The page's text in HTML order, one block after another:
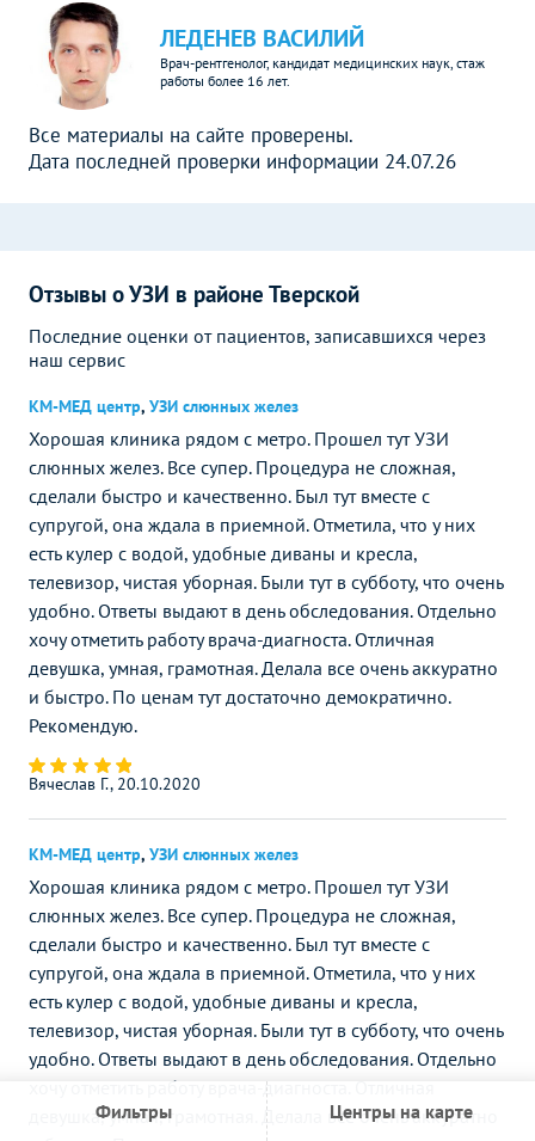
Фильтры Центры на карте
ЛЕДЕНЕВ ВАСИЛИЙ
Врач-рентгенолог, кандидат медицинских наук, стаж
работы более 16 лет.
Все материалы на сайте проверены.
Дата последней проверки информации 24.07.26
Отзывы о УЗИ в районе Тверской
Последние оценки от пациентов, записавшихся через
наш сервис
КМ-МЕД центр, УЗИ слюнных желез
Хорошая клиника рядом с метро. Прошел тут УЗИ
слюнных желез. Все супер. Процедура не сложная,
сделали быстро и качественно. Был тут вместе с
супругой, она ждала в приемной. Отметила, что у них
есть кулер с водой, удобные диваны и кресла,
телевизор, чистая уборная. Были тут в субботу, что очень
удобно. Ответы выдают в день обследования. Отдельно
хочу отметить работу врача-диагноста. Отличная
девушка, умная, грамотная. Делала все очень аккуратно
и быстро. По ценам тут достаточно демократично.
Рекомендую.
Вячеслав Г., 20.10.2020
КМ-МЕД центр, УЗИ слюнных желез
Хорошая клиника рядом с метро. Прошел тут УЗИ
слюнных желез. Все супер. Процедура не сложная,
сделали быстро и качественно. Был тут вместе с
супругой, она ждала в приемной. Отметила, что у них
есть кулер с водой, удобные диваны и кресла,
телевизор, чистая уборная. Были тут в субботу, что очень
удобно. Ответы выдают в день обследования. Отдельно
хочу отметить работу врача-диагноста. Отличная
девушка, умная, грамотная. Делала все очень аккуратно